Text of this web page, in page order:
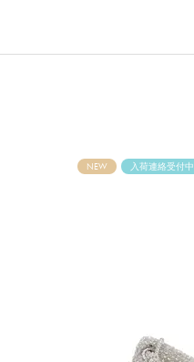
NEW 入荷連絡受付中